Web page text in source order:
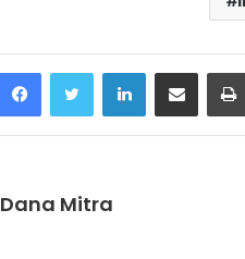
FacebookTwitter LinkedInShare via Email
Dana Mitra